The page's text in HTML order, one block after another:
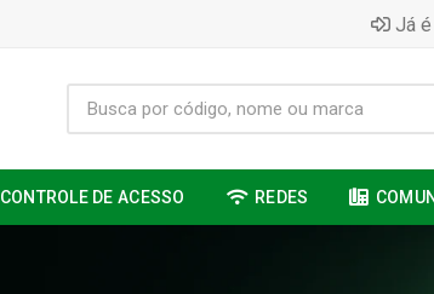
Já
CONTROLE DE ACESSO REDES